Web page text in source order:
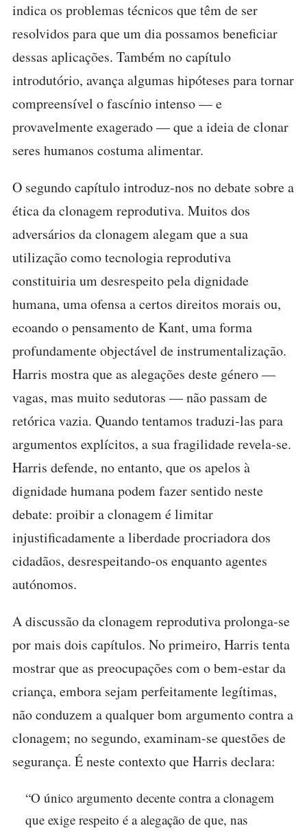
indica os problemas técnicos que têm de ser
resolvidos para que um dia possamos beneficiar
dessas aplicações. Também no capítulo
introdutório, avança algumas hipóteses para tornar
compreensível o fascínio intenso — e
provavelmente exagerado — que a ideia de clonar
seres humanos costuma alimentar.
O segundo capítulo introduz-nos no debate sobre a
ética da clonagem reprodutiva. Muitos dos
adversários da clonagem alegam que a sua
utilização como tecnologia reprodutiva
constituiria um desrespeito pela dignidade
humana, uma ofensa a certos direitos morais ou,
ecoando o pensamento de Kant, uma forma
profundamente objectável de instrumentalização.
Harris mostra que as alegações deste género —
vagas, mas muito sedutoras — não passam de
retórica vazia. Quando tentamos traduzi-las para
argumentos explícitos, a sua fragilidade revela-se.
Harris defende, no entanto, que os apelos à
dignidade humana podem fazer sentido neste
debate: proibir a clonagem é limitar
injustificadamente a liberdade procriadora dos
cidadãos, desrespeitando-os enquanto agentes
autónomos.
A discussão da clonagem reprodutiva prolonga-se
por mais dois capítulos. No primeiro, Harris tenta
mostrar que as preocupações com o bem-estar da
criança, embora sejam perfeitamente legítimas,
não conduzem a qualquer bom argumento contra a
clonagem; no segundo, examinam-se questões de
segurança. É neste contexto que Harris declara:
“O único argumento decente contra a clonagem
que exige respeito é a alegação de que, nas